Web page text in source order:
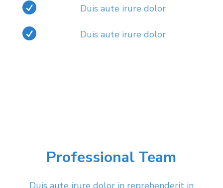
 Duis aute irure dolor
 Duis aute irure dolor
Professional Team
Duis aute irure dolor in reprehenderit in